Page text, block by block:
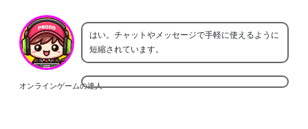
オンラインゲームの達人
はい。チャットやメッセージで手軽に使えるように
短縮されています。